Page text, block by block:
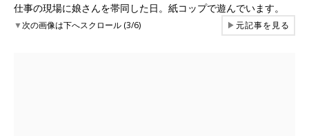
仕事の現場に娘さんを帯同した日。紙コップで遊んでいます。
▼次の画像は下へスクロール (3/6) ▶元記事を見る